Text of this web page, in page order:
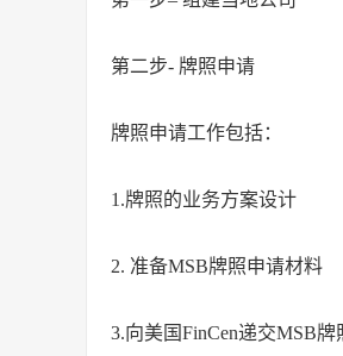
第二步- 牌照申请
牌照申请工作包括：
1.牌照的业务方案设计
2. 准备MSB牌照申请材料
3.向美国FinCen递交MSB牌